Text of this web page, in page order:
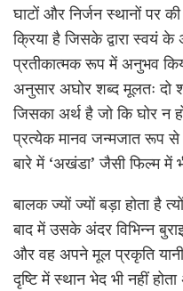
घाटों और निर्जन स्थानों पर
क्रिया है जिसके द्वारा स्वयं के
प्रतीकात्मक रूप में अनुभव
अनुसार अघोर शब्द मूलतः दो
जिसका अर्थ है जो कि घोर न
प्रत्येक मानव जन्मजात रूप
बारे में ‘अखंडा’ जैसी फिल्म में
बालक ज्यों ज्यों बड़ा होता है
बाद में उसके अंदर विभिन्न
और वह अपने मूल प्रकृति
दृष्टि में स्थान भेद भी नहीं